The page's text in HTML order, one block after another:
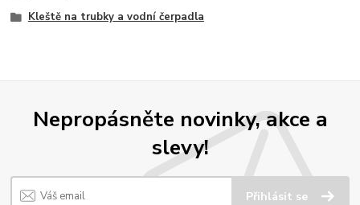
Kleště na trubky a vodní čerpadla
Nepropásněte novinky, akce a
slevy!
Přihlásit se